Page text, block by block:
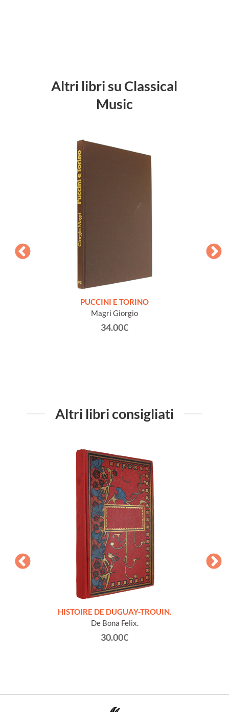
Altri libri su Classical
Music
PUCCINI E TORINO
Magri Giorgio
34.00€
Altri libri consigliati
HISTOIRE DE DUGUAY-TROUIN.
De Bona Felix.
30.00€